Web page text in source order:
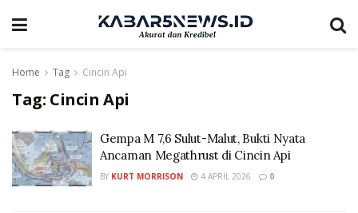
Home Tag Cincin Api
Tag: Cincin Api
Gempa M 7,6 Sulut-Malut, Bukti Nyata
Ancaman Megathrust di Cincin Api
BY KURT MORRISON 4 APRIL 2026 0